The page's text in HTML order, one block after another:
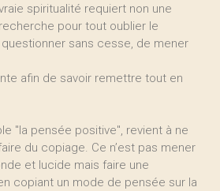
spiritualité requiert non une
pour tout oublier le
sans cesse, de mener
afin de savoir remettre tout en
"la pensée positive", revient à ne
du copiage. Ce n’est pas mener
et lucide mais faire une
copiant un mode de pensée sur la